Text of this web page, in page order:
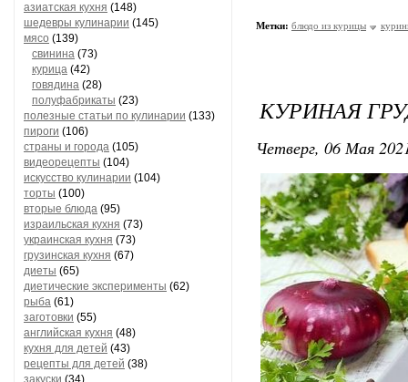
азиатская кухня (148)
шедевры кулинарии (145)
мясо (139)
свинина (73)
курица (42)
говядина (28)
полуфабрикаты (23)
полезные статьи по кулинарии (133)
пироги (106)
страны и города (105)
видеорецепты (104)
искусство кулинарии (104)
торты (100)
вторые блюда (95)
израильская кухня (73)
украинская кухня (73)
грузинская кухня (67)
диеты (65)
диетические эксперименты (62)
рыба (61)
заготовки (55)
английская кухня (48)
кухня для детей (43)
рецепты для детей (38)
закуски (34)
Метки: блюдо из курицы
КУРИНАЯ
Четверг, 06 Мая